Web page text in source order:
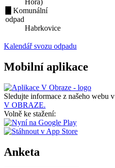
Hora)
Komunální
odpad
Habrkovice
Kalendář svozu odpadu
Mobilní aplikace
Sledujte informace z našeho webu v
V OBRAZE.
Volně ke stažení:
Anketa